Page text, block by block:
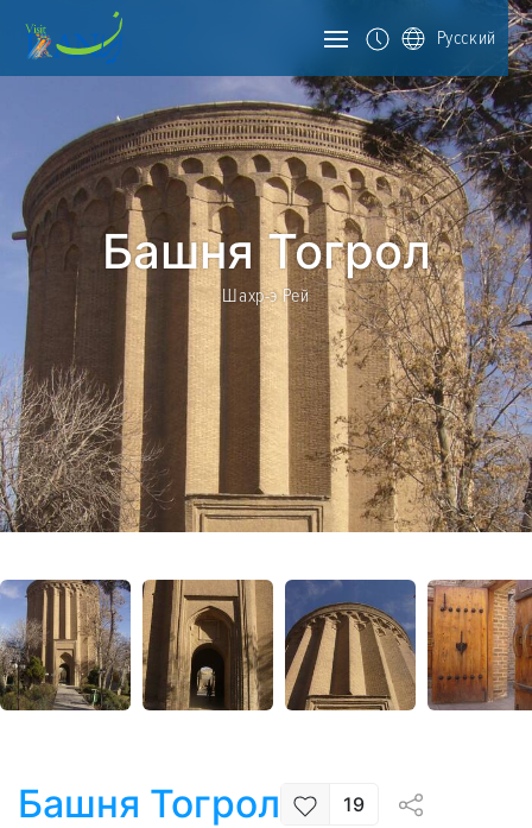
Русский
Башня Тогрол
Шахр-э Рей
Башня Тогрол 19